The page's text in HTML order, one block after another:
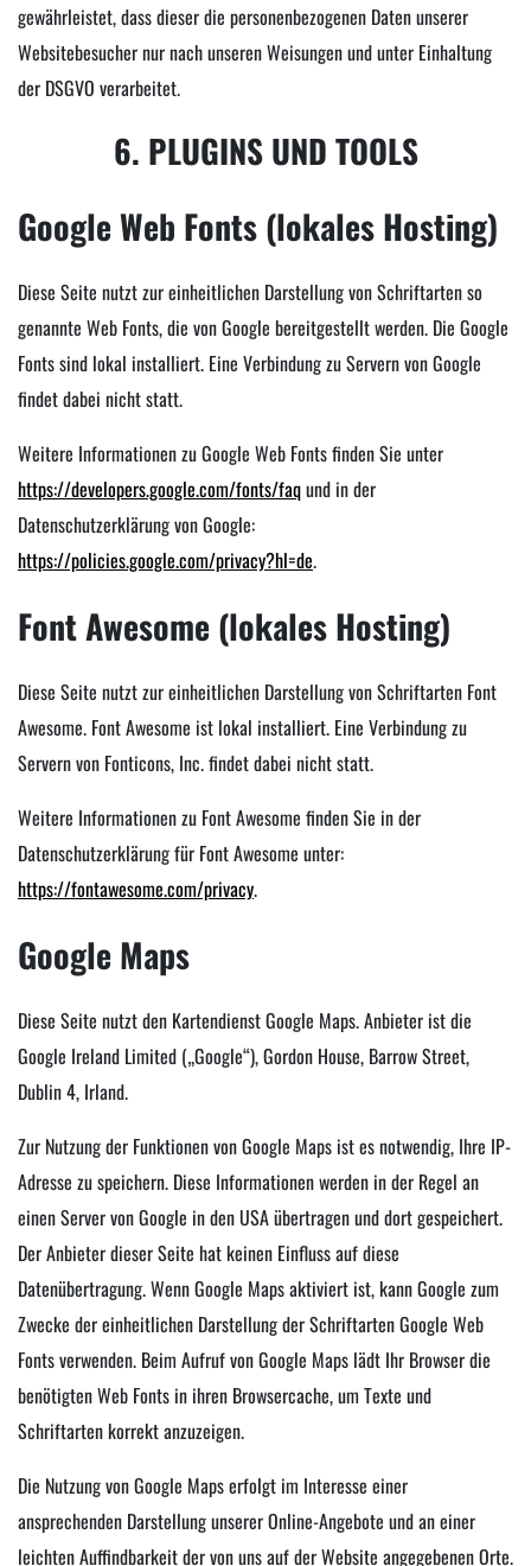
gewährleistet, dass dieser die personenbezogenen Daten unserer
Websitebesucher nur nach unseren Weisungen und unter Einhaltung
der DSGVO verarbeitet.
6. PLUGINS UND TOOLS
Google Web Fonts (lokales Hosting)
Diese Seite nutzt zur einheitlichen Darstellung von Schriftarten so
genannte Web Fonts, die von Google bereitgestellt werden. Die Google
Fonts sind lokal installiert. Eine Verbindung zu Servern von Google
findet dabei nicht statt.
Weitere Informationen zu Google Web Fonts finden Sie unter
https://developers.google.com/fonts/faqund in der
Datenschutzerklärung von Google:
https://policies.google.com/privacy?hl=de.
Font Awesome (lokales Hosting)
Diese Seite nutzt zur einheitlichen Darstellung von Schriftarten Font
Awesome. Font Awesome ist lokal installiert. Eine Verbindung zu
Servern von Fonticons, Inc. findet dabei nicht statt.
Weitere Informationen zu Font Awesome finden Sie in der
Datenschutzerklärung für Font Awesome unter:
https://fontawesome.com/privacy.
Google Maps
Diese Seite nutzt den Kartendienst Google Maps. Anbieter ist die
Google Ireland Limited („Google“), Gordon House, Barrow Street,
Dublin 4, Irland.
Zur Nutzung der Funktionen von Google Maps ist es notwendig, Ihre IP-
Adresse zu speichern. Diese Informationen werden in der Regel an
einen Server von Google in den USA übertragen und dort gespeichert.
Der Anbieter dieser Seite hat keinen Einfluss auf diese
Datenübertragung. Wenn Google Maps aktiviert ist, kann Google zum
Zwecke der einheitlichen Darstellung der Schriftarten Google Web
Fonts verwenden. Beim Aufruf von Google Maps lädt Ihr Browser die
benötigten Web Fonts in ihren Browsercache, um Texte und
Schriftarten korrekt anzuzeigen.
Die Nutzung von Google Maps erfolgt im Interesse einer
ansprechenden Darstellung unserer Online-Angebote und an einer
leichten Auffindbarkeit der von uns auf der Website angegebenen Orte.